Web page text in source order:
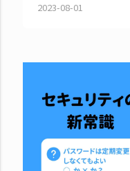
2023-08-01